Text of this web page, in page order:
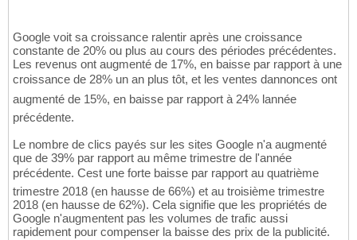
Google voit sa croissance ralentir après une croissance
constante de 20% ou plus au cours des périodes précédentes.
Les revenus ont augmenté de 17%, en baisse par rapport à une
croissance de 28% un an plus tôt, et les ventes dannonces ont
augmenté de 15%, en baisse par rapport à 24% lannée
précédente.
Le nombre de clics payés sur les sites Google n'a augmenté
que de 39% par rapport au même trimestre de l'année
précédente. Cest une forte baisse par rapport au quatrième
trimestre 2018 (en hausse de 66%) et au troisième trimestre
2018 (en hausse de 62%). Cela signifie que les propriétés de
Google n'augmentent pas les volumes de trafic aussi
rapidement pour compenser la baisse des prix de la publicité.